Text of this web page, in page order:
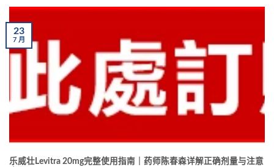
乐威壮Levitra 20mg完整使用指南｜药师陈春森详解正确剂量与注意
23
7月